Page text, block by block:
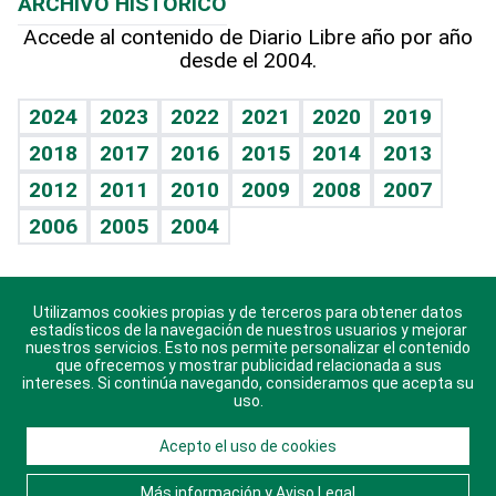
Hablando con el pediatra
Vida y familia
Eñe
Celebrando la vida
Sin complejos
En pocas palabras
Escuchando al corazón
Economía Personal
Línea de hit
TBT Deportivo
Más firmas
Hecho en casa
Guía del dinero
Cumpleaños
Horóscopos
Crucigramas
Accede al contenido de Diario Libre año por año
desde el 2004.
2024 2023 2022 2021 2020
2019
2018
2017 2016 2015 2014
2013
2012
2011 2010 2009 2008
2007
2006
2005 2004
Descarga nuestras aplicaciones para Android, iOS y
sistema Huawei.
© 2021 Diario Libre, todos los derechos reservados.
Consulta elAviso Legal. Ponte en Contacto
Utilizamos cookies propias y de terceros para obtener datos
estadísticos de la navegación de nuestros usuarios y mejorar
nuestros servicios. Esto nos permite personalizar el contenido
que ofrecemos y mostrar publicidad relacionada a sus
intereses. Si continúa navegando, consideramos que acepta su
uso.
Acepto el uso de cookies